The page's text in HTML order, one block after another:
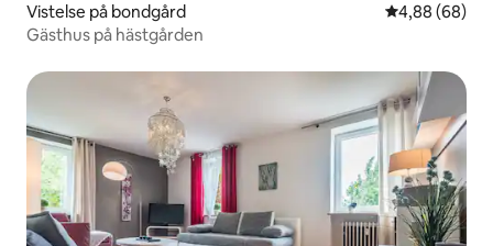
Vistelse på bondgård 4,88 av 5 i
4,88 (68)
Gästhus på hästgården